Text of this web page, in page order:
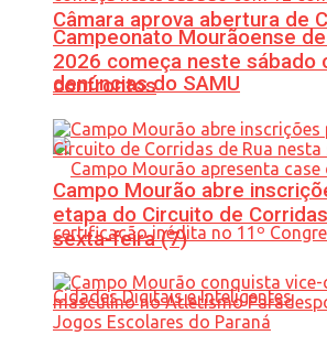
Câmara aprova abertura de
denúncias do SAMU
Campeonato Mourãoense
2026 começa neste sábado
confrontos
Campo Mourão abre
etapa do Circuito de
sexta-feira (7)